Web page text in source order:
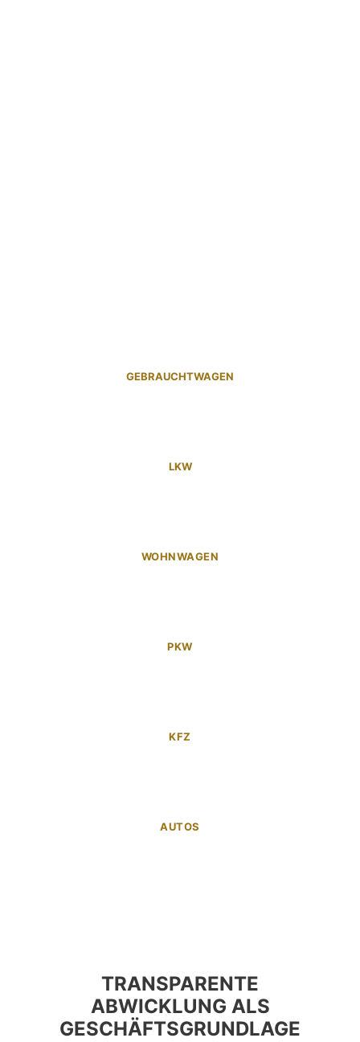
GEBRAUCHTWAGEN
LKW
WOHNWAGEN
PKW
KFZ
AUTOS
TRANSPARENTE
ABWICKLUNG ALS
GESCHÄFTSGRUNDLAGE